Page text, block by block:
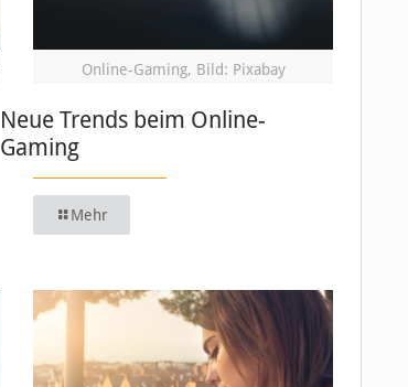
Online-Gaming, Bild: Pixabay
Neue Trends beim Online-
Gaming
Mehr